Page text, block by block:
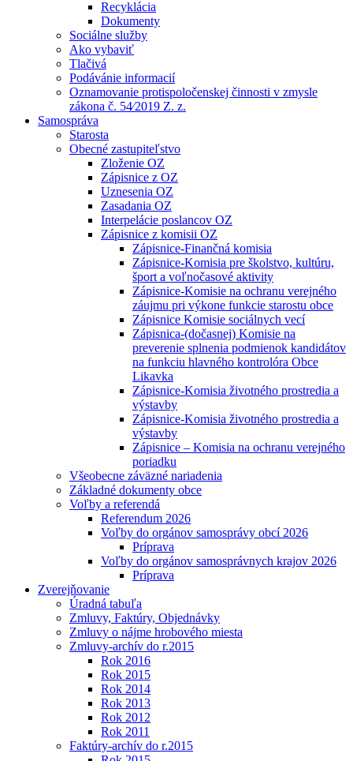
Recyklácia
Dokumenty
Sociálne služby
Ako vybaviť
Tlačivá
Podávánie informacií
Oznamovanie protispoločenskej činnosti v zmysle
zákona č. 54⁄2019 Z. z.
Samospráva
Starosta
Obecné zastupiteľstvo
Zloženie OZ
Zápisnice z OZ
Uznesenia OZ
Zasadania OZ
Interpelácie poslancov OZ
Zápisnice z komisii OZ
Zápisnice-Finančná komisia
Zápisnice-Komisia pre školstvo, kultúru,
šport a voľnočasové aktivity
Zápisnice-Komisie na ochranu verejného
záujmu pri výkone funkcie starostu obce
Zápisnice Komisie sociálnych vecí
Zápisnica-(dočasnej) Komisie na
preverenie splnenia podmienok kandidátov
na funkciu hlavného kontrolóra Obce
Likavka
Zápisnice-Komisia životného prostredia a
výstavby
Zápisnice-Komisia životného prostredia a
výstavby
Zápisnice – Komisia na ochranu verejného
poriadku
Všeobecne záväzné nariadenia
Základné dokumenty obce
Voľby a referendá
Referendum 2026
Voľby do orgánov samosprávy obcí 2026
Príprava
Voľby do orgánov samosprávnych krajov 2026
Príprava
Zverejňovanie
Úradná tabuľa
Zmluvy, Faktúry, Objednávky
Zmluvy o nájme hrobového miesta
Zmluvy-archív do r.2015
Rok 2016
Rok 2015
Rok 2014
Rok 2013
Rok 2012
Rok 2011
Faktúry-archív do r.2015